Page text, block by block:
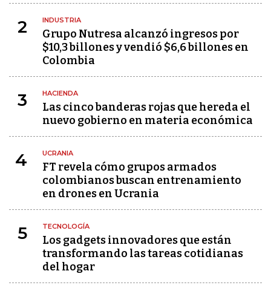
2 INDUSTRIA
Grupo Nutresa alcanzó ingresos por
$10,3 billones y vendió $6,6 billones en
Colombia
3 HACIENDA
Las cinco banderas rojas que hereda el
nuevo gobierno en materia económica
4 UCRANIA
FT revela cómo grupos armados
colombianos buscan entrenamiento
en drones en Ucrania
5 TECNOLOGÍA
Los gadgets innovadores que están
transformando las tareas cotidianas
del hogar